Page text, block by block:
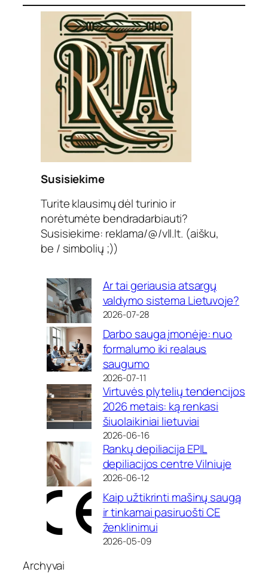
Susisiekime
Turite klausimų dėl turinio ir
norėtumėte bendradarbiauti?
Susisiekime: reklama/@/vll.lt. (aišku,
be / simbolių ;))
Ar tai geriausia atsargų
valdymo sistema Lietuvoje?
2026-07-28
Darbo sauga įmonėje: nuo
formalumo iki realaus
saugumo
2026-07-11
Virtuvės plytelių tendencijos
2026 metais: ką renkasi
šiuolaikiniai lietuviai
2026-06-16
Rankų depiliacija EPIL
depiliacijos centre Vilniuje
2026-06-12
Kaip užtikrinti mašinų saugą
ir tinkamai pasiruošti CE
ženklinimui
2026-05-09
Archyvai